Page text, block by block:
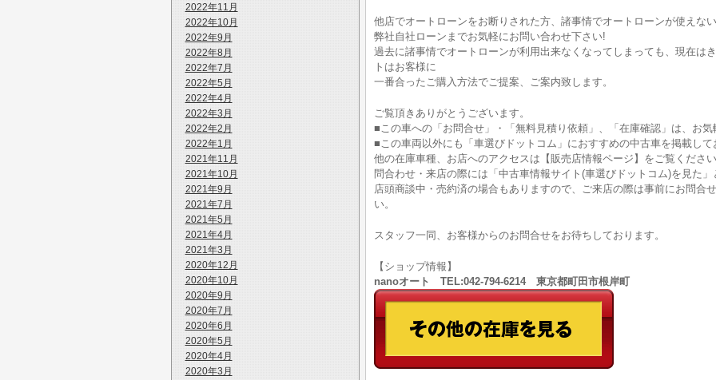
2022年11月
2022年10月
2022年9月
2022年8月
2022年7月
2022年5月
2022年4月
2022年3月
2022年2月
2022年1月
2021年11月
2021年10月
2021年9月
2021年7月
2021年5月
2021年4月
2021年3月
2020年12月
2020年10月
2020年9月
2020年7月
2020年6月
2020年5月
2020年4月
2020年3月
他店でオートローンをお断りされた方、諸事情でオートローンが使えな
弊社自社ローンまでお気軽にお問い合わせ下さい!
過去に諸事情でオートローンが利用出来なくなってしまっても、現在は
トはお客様に
一番合ったご購入方法でご提案、ご案内致します。
ご覧頂きありがとうございます。
■この車への「お問合せ」・「無料見積り依頼」、「在庫確認」は、お気
■この車両以外にも「車選びドットコム」におすすめの中古車を掲載して
他の在庫車種、お店へのアクセスは【販売店情報ページ】をご覧くださ
問合わせ・来店の際には「中古車情報サイト(車選びドットコム)を見た
店頭商談中・売約済の場合もありますので、ご来店の際は事前にお問合
い。
スタッフ一同、お客様からのお問合せをお待ちしております。
【ショップ情報】
nanoオート TEL:042-794-6214 東京都町田市根岸町